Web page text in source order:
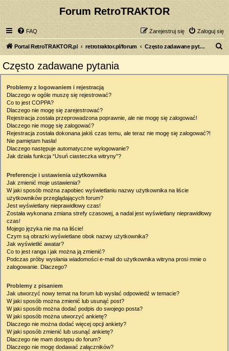
Forum RetroTRAKTOR
FAQ Zaloguj się
Zarejestruj się
Portal RetroTRAKTOR.pl retrotraktor.pl/forum Często zadawane pytania
Często zadawane pytania
Problemy z logowaniem i rejestracją
Dlaczego w ogóle muszę się rejestrować?
Co to jest COPPA?
Dlaczego nie mogę się zarejestrować?
Rejestracja została przeprowadzona poprawnie, ale nie mogę się zalogować!
Dlaczego nie mogę się zalogować?
Rejestracja została dokonana jakiś czas temu, ale teraz nie mogę się zalogować?!
Nie pamiętam hasła!
Dlaczego następuje automatyczne wylogowanie?
Jak działa funkcja “Usuń ciasteczka witryny”?
Preferencje i ustawienia użytkownika
Jak zmienić moje ustawienia?
W jaki sposób można zapobiec wyświetlaniu nazwy użytkownika na liście
użytkowników przeglądających forum?
Jest wyświetlany nieprawidłowy czas!
Została wykonana zmiana strefy czasowej, a nadal jest wyświetlany nieprawidłowy
czas!
Mojego języka nie ma na liście!
Czym są obrazki wyświetlane obok nazwy użytkownika?
Jak wyświetlić awatar?
Co to jest ranga i jak można ją zmienić?
Podczas próby wysłania wiadomości e-mail do użytkownika witryna prosi mnie o
zalogowanie. Dlaczego?
Problemy z pisaniem
Jak utworzyć nowy temat na forum lub wysłać odpowiedź w temacie?
W jaki sposób można zmienić lub usunąć post?
W jaki sposób można dodać podpis do swojego posta?
W jaki sposób można utworzyć ankietę?
Dlaczego nie można dodać więcej opcji ankiety?
W jaki sposób zmienić lub usunąć ankietę?
Dlaczego nie mam dostępu do forum?
Dlaczego nie mogę dodawać załączników?